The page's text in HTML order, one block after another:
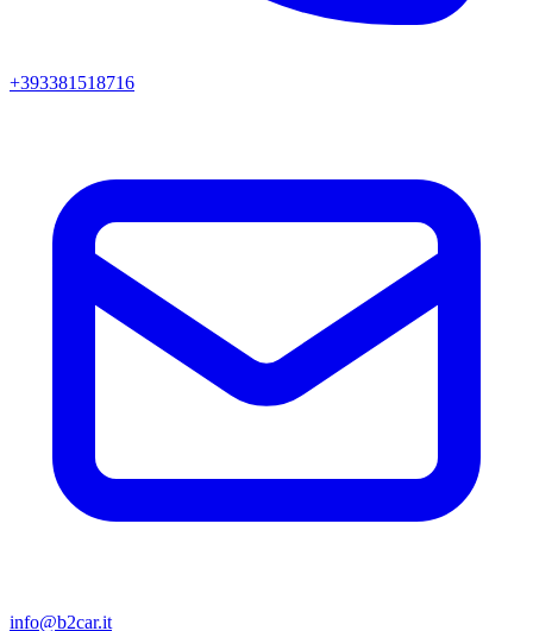
+393381518716
info@b2car.it